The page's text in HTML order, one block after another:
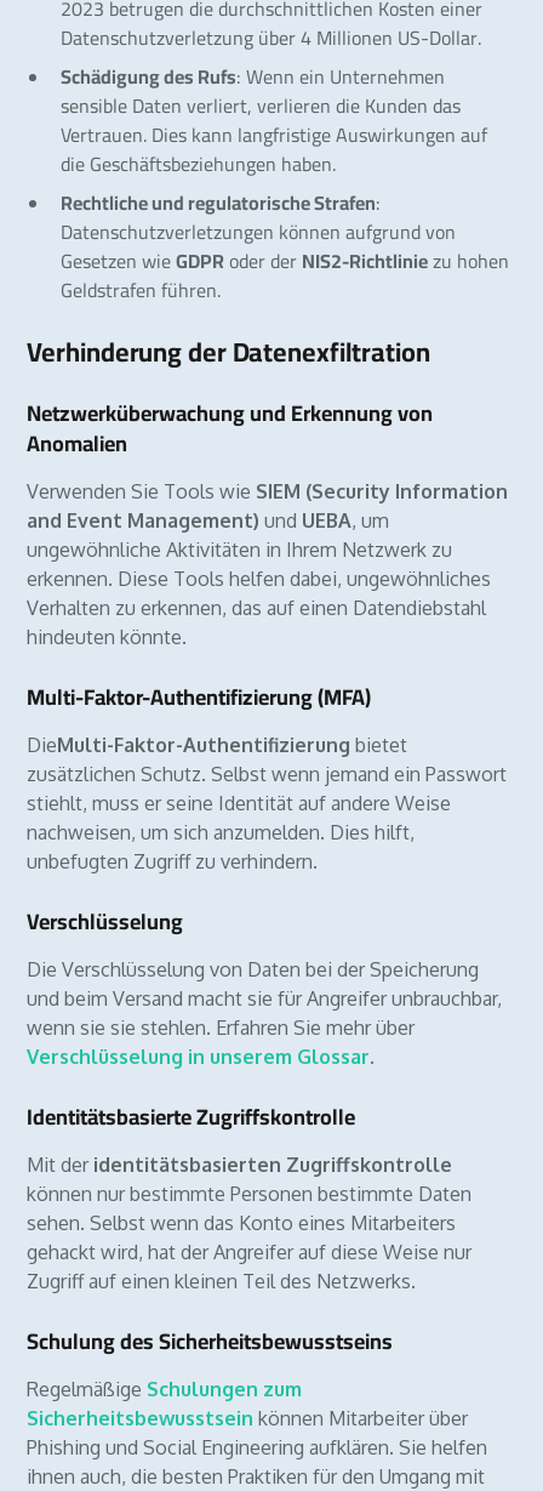
2023 betrugen die durchschnittlichen Kosten einer
Datenschutzverletzung über 4 Millionen US-Dollar.
Schädigung des Rufs: Wenn ein Unternehmen
sensible Daten verliert, verlieren die Kunden das
Vertrauen. Dies kann langfristige Auswirkungen auf
die Geschäftsbeziehungen haben.
Rechtliche und regulatorische Strafen:
Datenschutzverletzungen können aufgrund von
Gesetzen wieGDPRoder der NIS2-Richtliniezu hohen
Geldstrafen führen.
Verhinderung der Datenexfiltration
Netzwerküberwachung und Erkennung von
Anomalien
Verwenden Sie Tools wie SIEM (Security Information
and Event Management) und UEBA, um
ungewöhnliche Aktivitäten in Ihrem Netzwerk zu
erkennen. Diese Tools helfen dabei, ungewöhnliches
Verhalten zu erkennen, das auf einen Datendiebstahl
hindeuten könnte.
Multi-Faktor-Authentifizierung (MFA)
DieMulti-Faktor-Authentifizierung bietet
zusätzlichen Schutz. Selbst wenn jemand ein Passwort
stiehlt, muss er seine Identität auf andere Weise
nachweisen, um sich anzumelden. Dies hilft,
unbefugten Zugriff zu verhindern.
Verschlüsselung
Die Verschlüsselung von Daten bei der Speicherung
und beim Versand macht sie für Angreifer unbrauchbar,
wenn sie sie stehlen. Erfahren Sie mehr über
Verschlüsselung in unserem Glossar.
Identitätsbasierte Zugriffskontrolle
Mit der identitätsbasierten Zugriffskontrolle
können nur bestimmte Personen bestimmte Daten
sehen. Selbst wenn das Konto eines Mitarbeiters
gehackt wird, hat der Angreifer auf diese Weise nur
Zugriff auf einen kleinen Teil des Netzwerks.
Schulung des Sicherheitsbewusstseins
Regelmäßige Schulungen zum
Sicherheitsbewusstsein können Mitarbeiter über
Phishing und Social Engineering aufklären. Sie helfen
ihnen auch, die besten Praktiken für den Umgang mit